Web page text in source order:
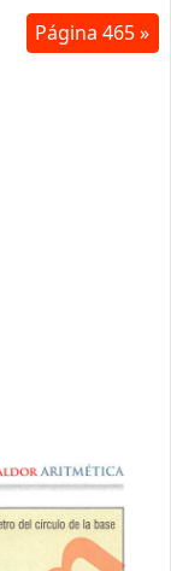
Página 465 »